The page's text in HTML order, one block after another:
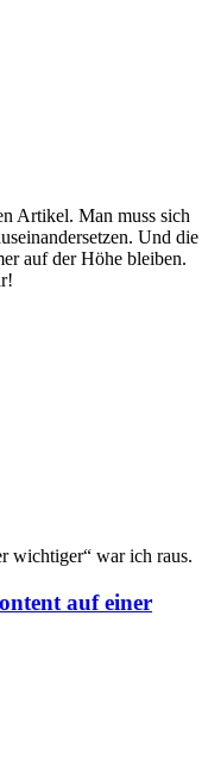
Artikel. Man muss sich
Und die
auf der Höhe bleiben.
wichtiger“ war ich raus.
auf einer